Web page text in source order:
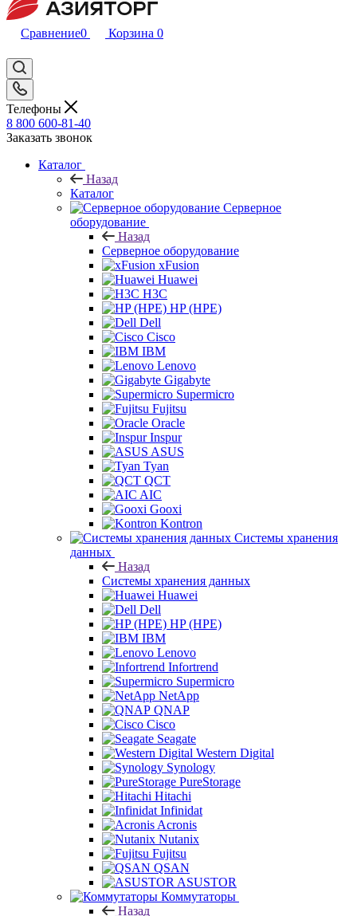
Сравнение0 Корзина 0
Телефоны
8 800 600-81-40
Заказать звонок
Каталог
Назад
Каталог
Серверное
оборудование
Назад
Серверное оборудование
xFusion
Huawei
H3C
HP (HPE)
Dell
Cisco
IBM
Lenovo
Gigabyte
Supermicro
Fujitsu
Oracle
Inspur
ASUS
Tyan
QCT
AIC
Gooxi
Kontron
Системы хранения
данных
Назад
Системы хранения данных
Huawei
Dell
HP (HPE)
IBM
Lenovo
Infortrend
Supermicro
NetApp
QNAP
Cisco
Seagate
Western Digital
Synology
PureStorage
Hitachi
Infinidat
Acronis
Nutanix
Fujitsu
QSAN
ASUSTOR
Коммутаторы
Назад